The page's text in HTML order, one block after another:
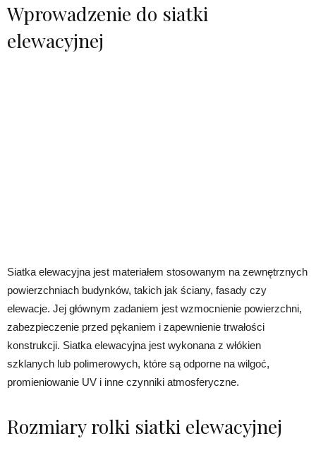
Wprowadzenie do siatki
elewacyjnej
Siatka elewacyjna jest materiałem stosowanym na zewnętrznych
powierzchniach budynków, takich jak ściany, fasady czy
elewacje. Jej głównym zadaniem jest wzmocnienie powierzchni,
zabezpieczenie przed pękaniem i zapewnienie trwałości
konstrukcji. Siatka elewacyjna jest wykonana z włókien
szklanych lub polimerowych, które są odporne na wilgoć,
promieniowanie UV i inne czynniki atmosferyczne.
Rozmiary rolki siatki elewacyjnej